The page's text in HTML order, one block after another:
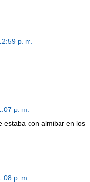
p. m.
p. m.
estaba con almibar en los
p. m.